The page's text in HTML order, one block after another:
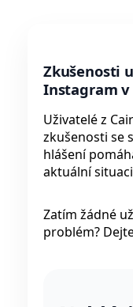
Zkušenosti
Instagram v
Uživatelé z
zkušenosti se
hlášení
aktuální
Zatím žádné
problém?